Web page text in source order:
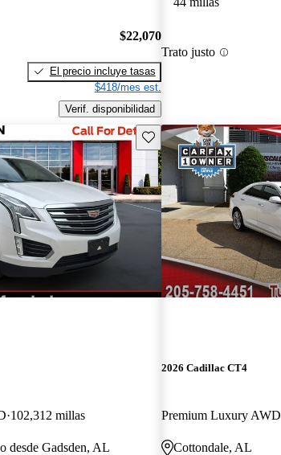
$22,070
El precio incluye tasas
$418/mes est.
Verif. disponibilidad
Trato justo
Guarda este Aviso
102,312 millas
desde Gadsden, AL
2026 Cadillac CT4
Premium Luxury AWD
Cottondale, AL